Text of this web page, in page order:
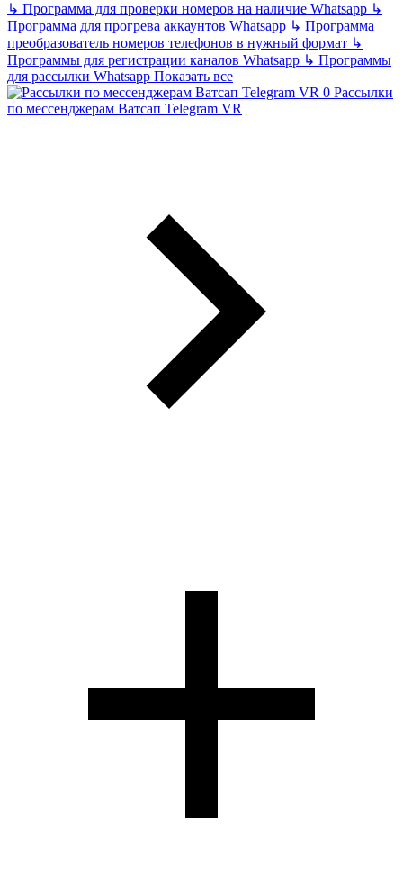
↳ Программа для проверки номеров на наличие Whatsapp ↳
Программа для прогрева аккаунтов Whatsapp ↳ Программа
преобразователь номеров телефонов в нужный формат ↳
Программы для регистрации каналов Whatsapp ↳ Программы
для рассылки Whatsapp Показать все
Рассылки
по мессенджерам Ватсап Telegram VR